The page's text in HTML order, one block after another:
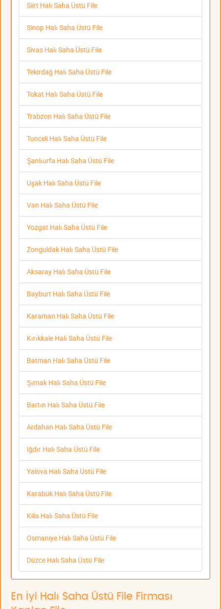
Siirt Halı Saha Üstü File
Sinop Halı Saha Üstü File
Sivas Halı Saha Üstü File
Tekirdağ Halı Saha Üstü File
Tokat Halı Saha Üstü File
Trabzon Halı Saha Üstü File
Tunceli Halı Saha Üstü File
Şanlıurfa Halı Saha Üstü File
Uşak Halı Saha Üstü File
Van Halı Saha Üstü File
Yozgat Halı Saha Üstü File
Zonguldak Halı Saha Üstü File
Aksaray Halı Saha Üstü File
Bayburt Halı Saha Üstü File
Karaman Halı Saha Üstü File
Kırıkkale Halı Saha Üstü File
Batman Halı Saha Üstü File
Şırnak Halı Saha Üstü File
Bartın Halı Saha Üstü File
Ardahan Halı Saha Üstü File
Iğdır Halı Saha Üstü File
Yalova Halı Saha Üstü File
Karabük Halı Saha Üstü File
Kilis Halı Saha Üstü File
Osmaniye Halı Saha Üstü File
Düzce Halı Saha Üstü File
En İyi Halı Saha Üstü File Firması